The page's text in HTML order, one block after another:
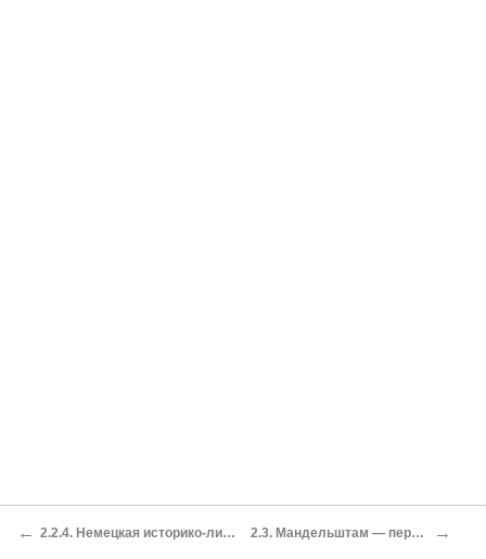
← 2.2.4. Немецкая историко-литературная традиция в статье «Буря и натиск» 2.3. Мандельштам — переводчик немецкой революционной поэзии →